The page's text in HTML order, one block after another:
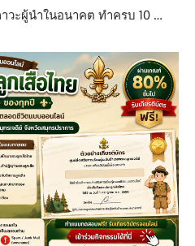
วะผู้นำในอนาคต ทำครบ 10 …